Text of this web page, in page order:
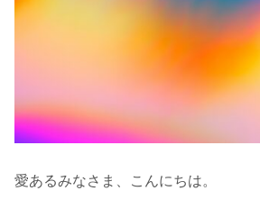
愛あるみなさま、こんにちは。